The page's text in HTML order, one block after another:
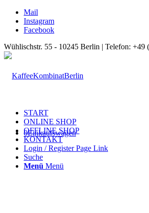
Mail
Instagram
Facebook
Wühlischstr. 55 - 10245 Berlin | Telefon: +49
0Einkaufswagen
START
ONLINE SHOP
OFFLINE SHOP
KONTAKT
Login / Register Page Link
Suche
Menü Menü